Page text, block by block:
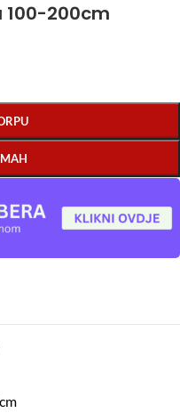
100-200cm